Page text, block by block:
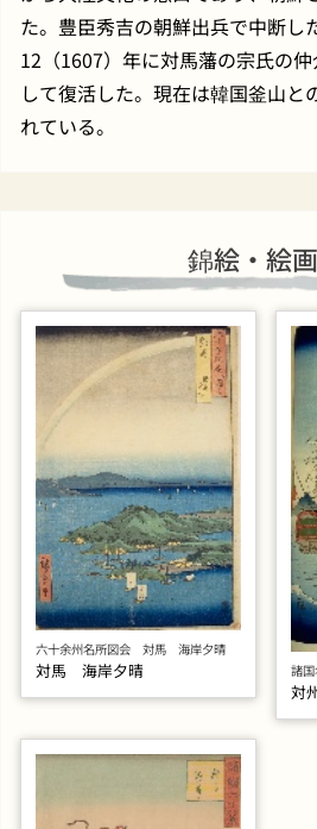
た。豊臣秀吉の朝鮮出兵で中断し
12（1607）年に対馬藩の宗氏の
して復活した。現在は韓国釜山と
れている。
錦絵・絵
六十余州名所図会 対馬 海岸夕晴
対馬 海岸夕晴 諸
対